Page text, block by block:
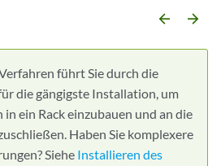
arrow_backward arrow_forward
führt Sie durch die
die gängigste Installation, um
ein Rack einzubauen und an die
Haben Sie komplexere
Siehe Installieren des